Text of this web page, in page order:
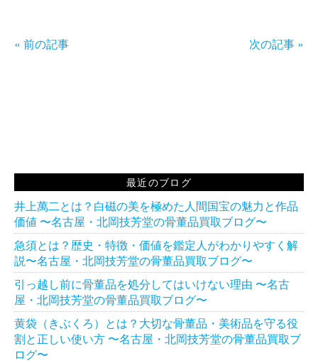
« 前の記事 次の記事 »
最近のブログ
井上萬二とは？白磁の美を極めた人間国宝の魅力と作品
価値 〜名古屋・北岡技芳堂の骨董品買取ブログ〜
急須とは？歴史・特徴・価値を鑑定人がわかりやすく解
説〜名古屋・北岡技芳堂の骨董品買取ブログ〜
引っ越し前に骨董品を処分してはいけない理由 〜名古
屋・北岡技芳堂の骨董品買取ブログ〜
黄袋（きぶくろ）とは？大切な骨董品・美術品を守る役
割と正しい使い方 〜名古屋・北岡技芳堂の骨董品買取ブ
ログ〜